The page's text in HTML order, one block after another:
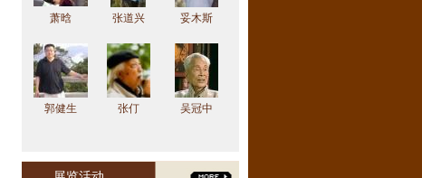
萧晗 张道兴 妥木斯
郭健生 张仃 吴冠中